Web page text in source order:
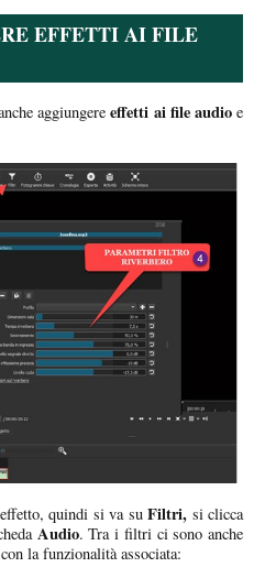
EFFETTI AI FILE
aggiungereeffetti ai file audioe
quindi si va suFiltri, si clicca
Audio. Tra i filtri ci sono anche
la funzionalità associata: